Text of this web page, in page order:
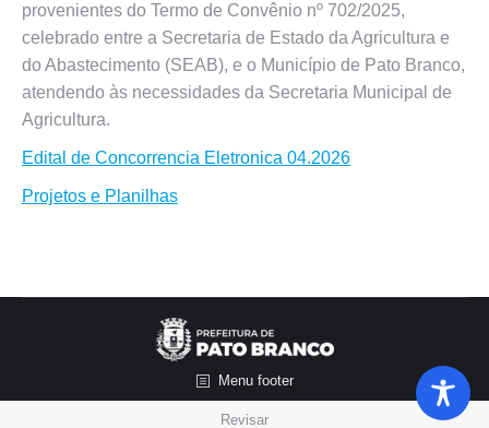
provenientes do Termo de Convênio nº 702/2025,
celebrado entre a Secretaria de Estado da Agricultura e
do Abastecimento (SEAB), e o Município de Pato Branco,
atendendo às necessidades da Secretaria Municipal de
Agricultura.
Edital de Concorrencia Eletronica 04.2026
Projetos e Planilhas
Menu footer
Revisar